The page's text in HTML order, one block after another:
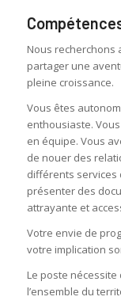
Nous recherchons
partager une
pleine croissance.
Vous êtes
enthousiaste.
en équipe. Vous
de nouer des
différents services
présenter des
attrayante et
Votre envie de
votre implication
Le poste
l’ensemble du